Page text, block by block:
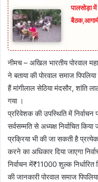
पालसोड़ा
नीमच – अखिल भारतीय पोरवाल
ने बताया की पोरवाल समाज
हैं मांगीलाल सेठिया मंदसौर, शांति
गया ।
प्ररिवेशक की उपस्थिति में
सर्वसम्मति से अध्यक्ष निर्वाचित
प्रक्रिया भी की जा सकती है
करने का अधिकार दिया जाएगा
निर्वाचन में₹11000 शुल्क
की जानकारी पोरवाल समाज